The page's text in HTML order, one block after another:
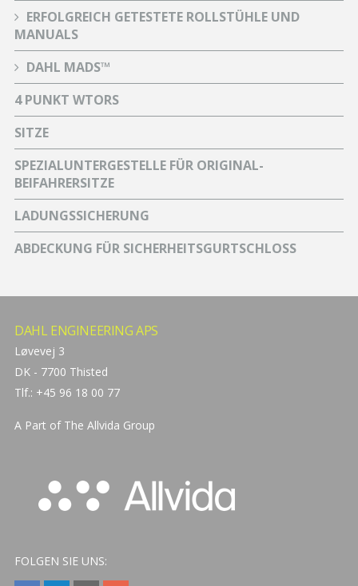
ERFOLGREICH GETESTETE ROLLSTÜHLE UND
MANUALS
DAHL MADS™
4 PUNKT WTORS
SITZE
SPEZIALUNTERGESTELLE FÜR ORIGINAL-
BEIFAHRERSITZE
LADUNGSSICHERUNG
ABDECKUNG FÜR SICHERHEITSGURTSCHLOSS
DAHL ENGINEERING APS
Løvevej 3
DK - 7700 Thisted
Tlf.: +45 96 18 00 77
A Part of The Allvida Group
FOLGEN SIE UNS: